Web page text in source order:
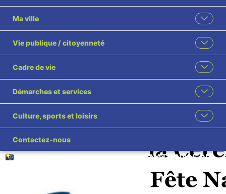
Ma ville
Vie publique / citoyenneté
Cadre de vie
Démarches et services
Culture, sports et loisirs
Contactez-nous
RETOUR EN
IMAGES SUR LA
FETE NATIONALE
DU 14 JUILLET
2025
Accueil
Cérémonies Nationales
RETOUR EN IMAGES SUR LA FETE NATIONALE DU